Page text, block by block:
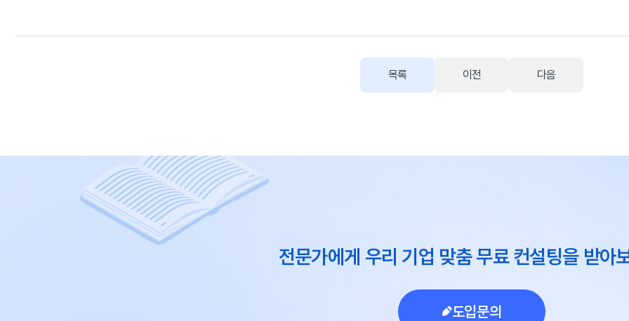
목록 이전 다음
전문가에게 우리 기업 맞춤 무료 컨설팅을 받아
도입문의